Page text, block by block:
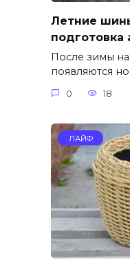
Летние
подготовка
После зимы
появляются
0 18
ЛАЙФ